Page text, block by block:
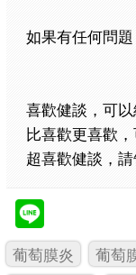
如果有任何問
喜歡健談，可
比喜歡更喜歡
超喜歡健談，請
葡萄膜炎 葡萄